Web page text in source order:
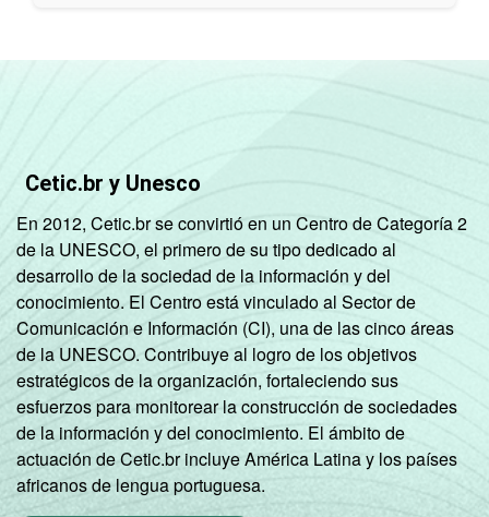
Cetic.br y Unesco
En 2012, Cetic.br se convirtió en un Centro de Categoría 2
de la UNESCO, el primero de su tipo dedicado al
desarrollo de la sociedad de la información y del
conocimiento. El Centro está vinculado al Sector de
Comunicación e Información (CI), una de las cinco áreas
de la UNESCO. Contribuye al logro de los objetivos
estratégicos de la organización, fortaleciendo sus
esfuerzos para monitorear la construcción de sociedades
de la información y del conocimiento. El ámbito de
actuación de Cetic.br incluye América Latina y los países
africanos de lengua portuguesa.